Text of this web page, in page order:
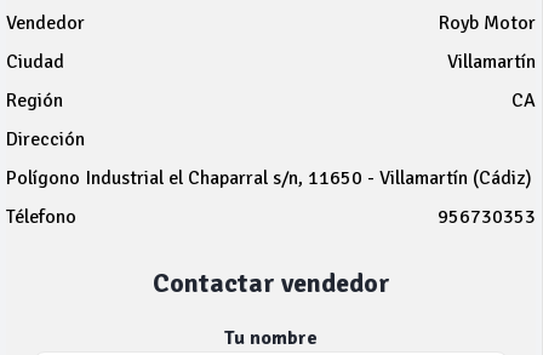
Vendedor
Royb Motor
Ciudad
Villamartín
Región
CA
Dirección
Polígono Industrial el Chaparral s/n, 11650 - Villamartín (Cádiz)
Télefono
956730353
Contactar vendedor
Tu nombre